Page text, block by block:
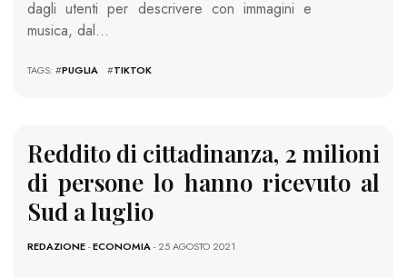
dagli utenti per descrivere con immagini e
musica, dal…
TAGS: #PUGLIA #TIKTOK
Reddito di cittadinanza, 2 milioni
di persone lo hanno ricevuto al
Sud a luglio
REDAZIONE-ECONOMIA- 25 AGOSTO 2021